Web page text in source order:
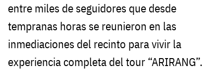
entre miles de seguidores que desde
tempranas horas se reunieron en las
inmediaciones del recinto para vivir la
experiencia completa del tour “ARIRANG”.